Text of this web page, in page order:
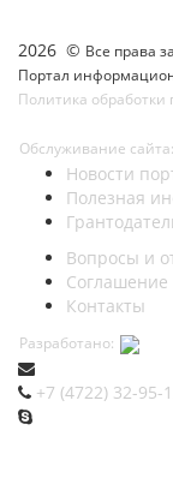
2026 © Все права
Портал
Политика обработки
Обслуживание сайта:
Новости
Полезная
Вопросы и
Соглашение
Контакты
Разработано:
+7 (4722) 32-95-